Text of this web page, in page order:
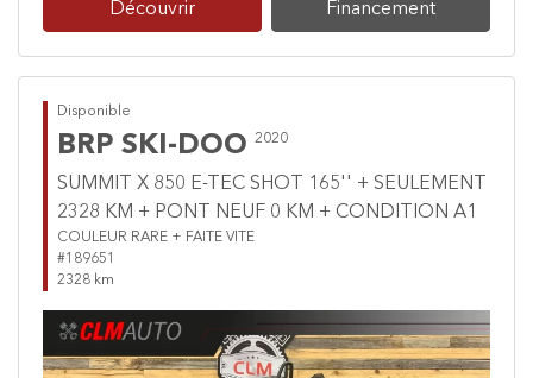
Découvrir Financement
Disponible
BRP SKI-DOO 2020
SUMMIT X 850 E-TEC SHOT 165'' + SEULEMENT
2328 KM + PONT NEUF 0 KM + CONDITION A1
COULEUR RARE + FAITE VITE
#189651
2328 km